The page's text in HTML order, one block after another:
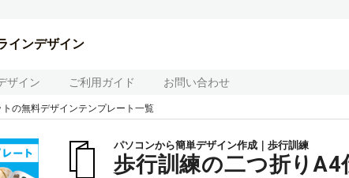
インデザイン
ザイン ご利用ガイド お問い合わせ
の無料デザインテンプレート一覧
パソコンから簡単デザイン作成｜歩行訓練
歩行訓練の二つ折り